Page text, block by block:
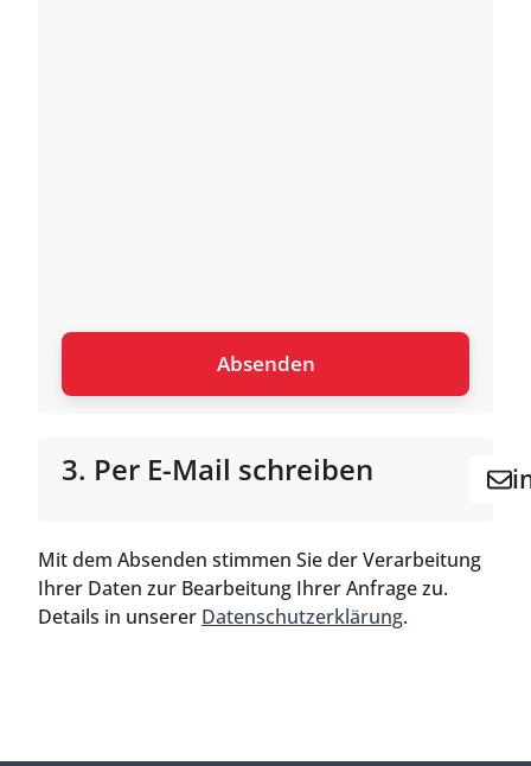
3. Per E-Mail schreiben
Mit dem Absenden stimmen Sie der Verarbeitung
Ihrer Daten zur Bearbeitung Ihrer Anfrage zu.
Details in unserer Datenschutzerklärung.